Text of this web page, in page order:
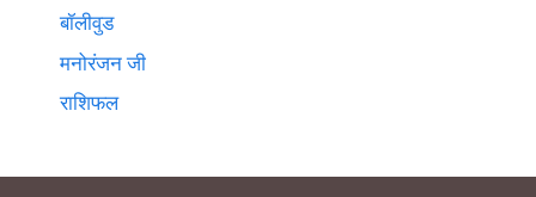
बॉलीवुड
मनोरंजन जी
राशिफल